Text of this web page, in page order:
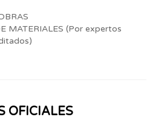
MATERIALES (Por expertos
OFICIALES